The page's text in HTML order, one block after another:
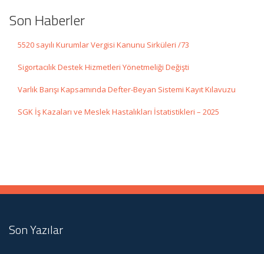
Son Haberler
5520 sayılı Kurumlar Vergisi Kanunu Sirküleri /73
Sigortacılık Destek Hizmetleri Yönetmeliği Değişti
Varlık Barışı Kapsamında Defter-Beyan Sistemi Kayıt Kılavuzu
SGK İş Kazaları ve Meslek Hastalıkları İstatistikleri – 2025
Son Yazılar